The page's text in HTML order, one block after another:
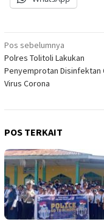
Navigasi
pos
Pos sebelumnya
Polres Tolitoli Lakukan
Penyemprotan Disinfektan
Virus Corona
POS TERKAIT